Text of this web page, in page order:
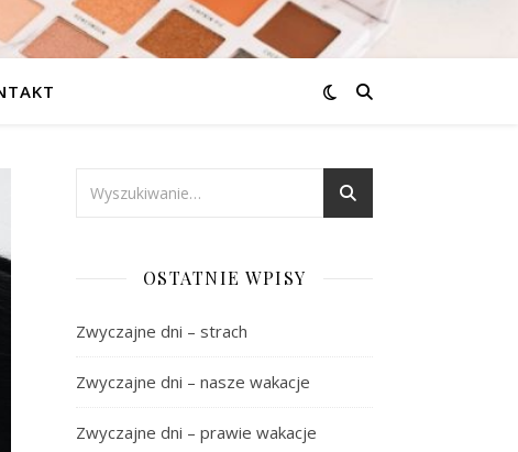
OSTATNIE WPISY
Zwyczajne dni – strach
Zwyczajne dni – nasze wakacje
Zwyczajne dni – prawie wakacje